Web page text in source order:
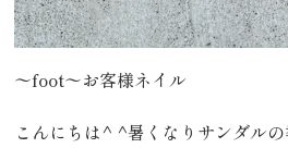
〜foot〜お客様ネイル
こんにちは^ ^暑くなりサンダル